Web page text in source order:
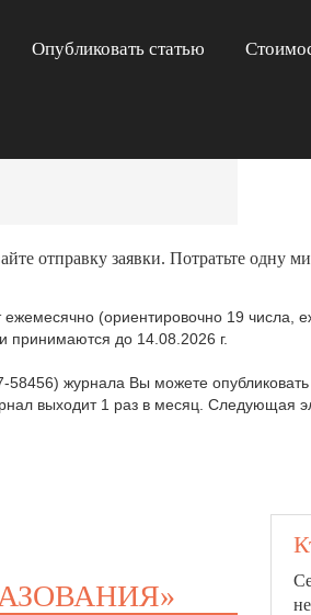
Опубликовать статью
отправку заявки. Потратьте одну
(ориентировочно 19 числа,
принимаются до 14.08.2026 г.
журнала Вы можете
выходит 1 раз в месяц. Следующая